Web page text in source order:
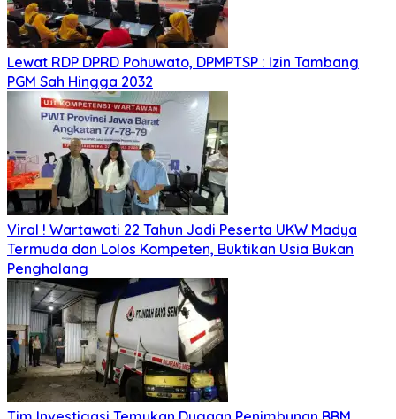
Lewat RDP DPRD Pohuwato, DPMPTSP : Izin Tambang
PGM Sah Hingga 2032
Viral ! Wartawati 22 Tahun Jadi Peserta UKW Madya
Termuda dan Lolos Kompeten, Buktikan Usia Bukan
Penghalang